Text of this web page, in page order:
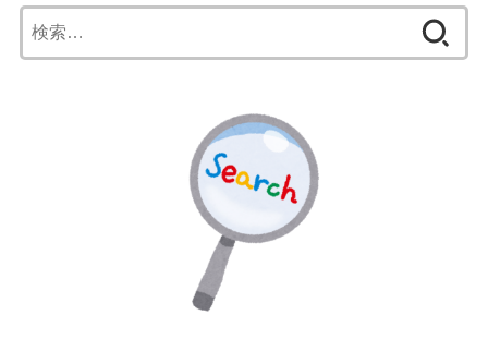
索: